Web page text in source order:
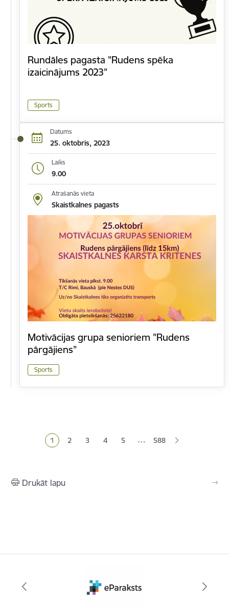
Rundāles pagasta "Rudens spēka
izaicinājums 2023"
Sports
Datums
25. oktobris, 2023
Laiks
9.00
Atrašanās vieta
Skaistkalnes pagasts
Motivācijas grupa senioriem "Rudens
pārgājiens"
Sports
Pašreizējā lapa
1 Lapa
2 Lapa
3 Lapa
4 Lapa
5 … 588
Drukāt lapu